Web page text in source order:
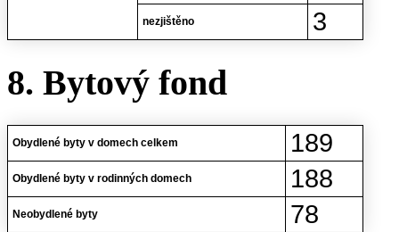
nezjištěno 3
8. Bytový fond
Obydlené byty v domech celkem 189
Obydlené byty v rodinných domech 188
Neobydlené byty 78